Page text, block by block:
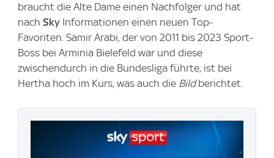
braucht die Alte Dame einen Nachfolger und hat
nach Sky Informationen einen neuen Top-
Favoriten. Samir Arabi, der von 2011 bis 2023 Sport-
Boss bei Arminia Bielefeld war und diese
zwischendurch in die Bundesliga führte, ist bei
Hertha hoch im Kurs, was auch die Bildberichtet.